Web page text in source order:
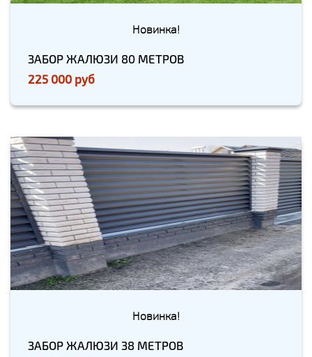
Новинка!
ЗАБОР ЖАЛЮЗИ 80 МЕТРОВ
225 000 руб
Новинка!
ЗАБОР ЖАЛЮЗИ 38 МЕТРОВ